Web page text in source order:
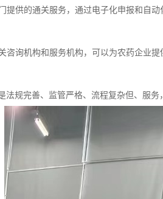
提供的通关服务，通过电子化申报和自
咨询机构和服务机构，可以为农药企业
法规完善、监管严格、流程复杂但、服务